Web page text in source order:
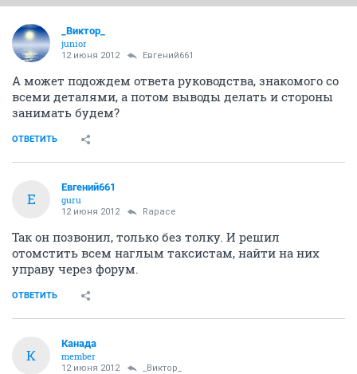
_Виктор_
juniоr
12 июня 2012 Евгений661
А может подождем ответа руководства, знакомого со
всеми деталями, а потом выводы делать и стороны
занимать будем?
ОТВЕТИТЬ
Е
Евгений661
guru
12 июня 2012 Rapace
Так он позвонил, только без толку. И решил
отомстить всем наглым таксистам, найти на них
управу через форум.
ОТВЕТИТЬ
К
Канада
member
12 июня 2012 _Виктор_